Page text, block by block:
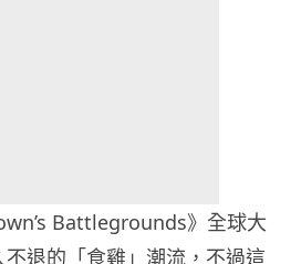
Battlegrounds》全球大
退的「食雞」潮流，不過這